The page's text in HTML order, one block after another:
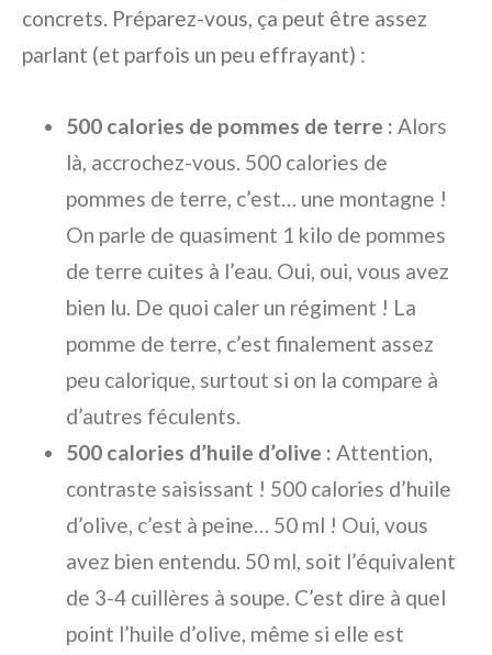
concrets. Préparez-vous, ça peut être assez
parlant (et parfois un peu effrayant) :
500 calories de pommes de terre : Alors
là, accrochez-vous. 500 calories de
pommes de terre, c’est… une montagne !
On parle de quasiment 1 kilo de pommes
de terre cuites à l’eau. Oui, oui, vous avez
bien lu. De quoi caler un régiment ! La
pomme de terre, c’est finalement assez
peu calorique, surtout si on la compare à
d’autres féculents.
500 calories d’huile d’olive : Attention,
contraste saisissant ! 500 calories d’huile
d’olive, c’est à peine… 50 ml ! Oui, vous
avez bien entendu. 50 ml, soit l’équivalent
de 3-4 cuillères à soupe. C’est dire à quel
point l’huile d’olive, même si elle est